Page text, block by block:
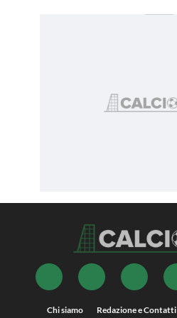
Chi siamo Redazione e Contatti